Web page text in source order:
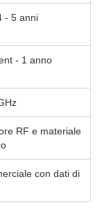
- 5 anni
- 1 anno
RF e materiale
con dati di